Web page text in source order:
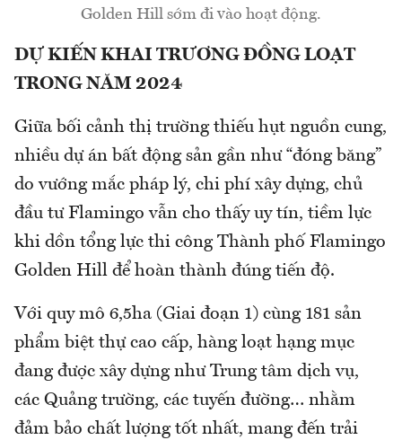
Golden Hill sớm đi vào hoạt động.
DỰ KIẾN KHAI TRƯƠNG ĐỒNG LOẠT
TRONG NĂM 2024
Giữa bối cảnh thị trường thiếu hụt nguồn cung,
nhiều dự án bất động sản gần như “đóng băng”
do vướng mắc pháp lý, chi phí xây dựng, chủ
đầu tư Flamingo vẫn cho thấy uy tín, tiềm lực
khi dồn tổng lực thi công Thành phố Flamingo
Golden Hill để hoàn thành đúng tiến độ.
Với quy mô 6,5ha (Giai đoạn 1) cùng 181 sản
phẩm biệt thự cao cấp, hàng loạt hạng mục
đang được xây dựng như Trung tâm dịch vụ,
các Quảng trường, các tuyến đường… nhằm
đảm bảo chất lượng tốt nhất, mang đến trải